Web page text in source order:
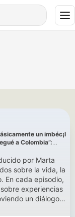
un imbéc¡l
a Colombia”:
por Marta
sobre la vida, la
En cada episodio,
experiencias
un diálogo